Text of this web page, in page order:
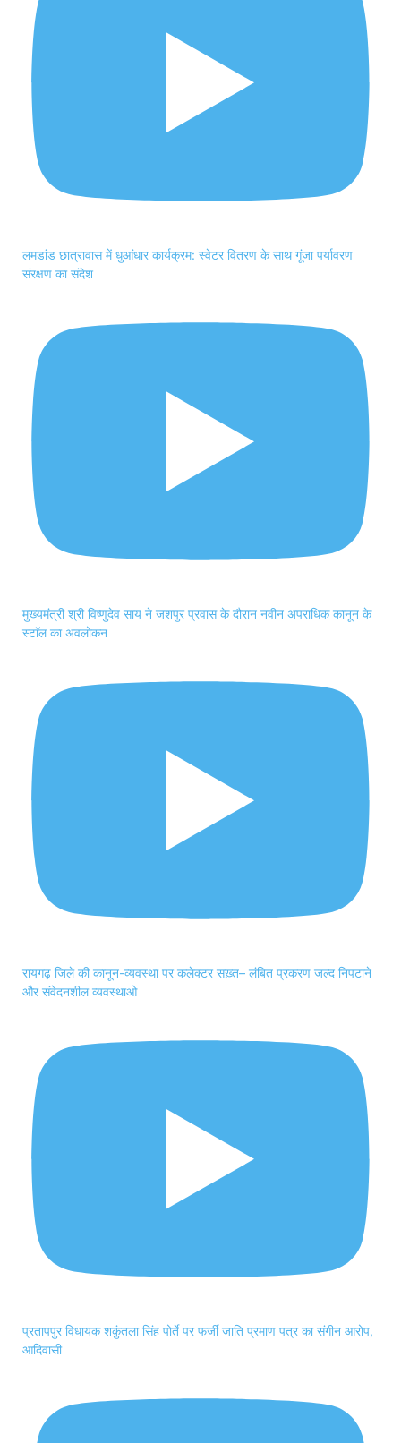
लमडांड छात्रावास में धुआंधार कार्यक्रम: स्वेटर वितरण के साथ गूंजा पर्यावरण
संरक्षण का संदेश
मुख्यमंत्री श्री विष्णुदेव साय ने जशपुर प्रवास के दौरान नवीन अपराधिक कानून के
स्टाॅल का अवलोकन
रायगढ़ जिले की कानून-व्यवस्था पर कलेक्टर सख़्त– लंबित प्रकरण जल्द निपटाने
और संवेदनशील व्यवस्थाओ
प्रतापपुर विधायक शकुंतला सिंह पोर्ते पर फर्जी जाति प्रमाण पत्र का संगीन आरोप,
आदिवासी